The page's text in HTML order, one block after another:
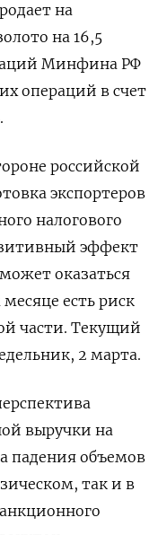
на
на 16,5
Минфина РФ
операций в счет
российской
экспортеров
налогового
эффект
​оказаться
есть ⁠риск
части. Текущий
2 марта.
выручки на
падения объемов
так и в